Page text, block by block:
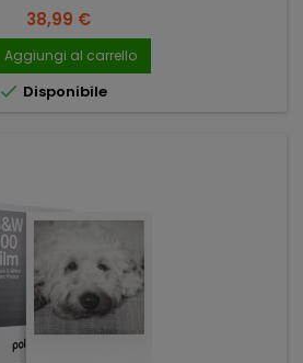
Prezzo
38,99 €
Aggiungi al carrello
 Disponibile